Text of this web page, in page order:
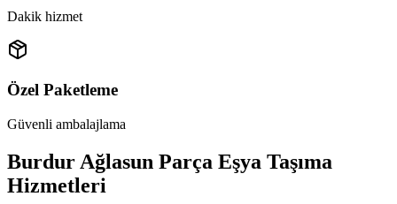
Dakik hizmet
Özel Paketleme
Güvenli ambalajlama
Burdur Ağlasun Parça Eşya Taşıma
Hizmetleri